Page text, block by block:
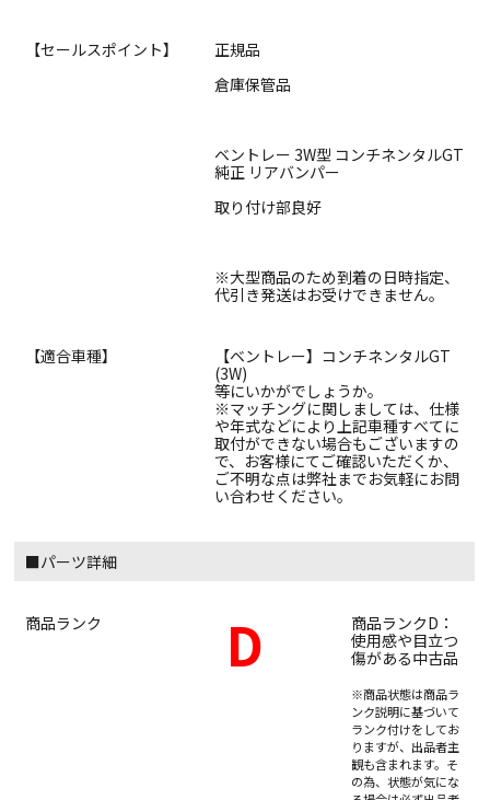
【セールスポイント】
正規品
倉庫保管品
ベントレー 3W型 コンチネンタルGT
純正 リアバンパー
取り付け部良好
※大型商品のため到着の日時指定、
代引き発送はお受けできません。
【適合車種】
【ベントレー】コンチネンタルGT
(3W)
等にいかがでしょうか。
※マッチングに関しましては、仕様
や年式などにより上記車種すべてに
取付ができない場合もございますの
で、お客様にてご確認いただくか、
ご不明な点は弊社までお気軽にお問
い合わせください。
■パーツ詳細
商品ランク D
商品ランクD：
使用感や目立つ
傷がある中古品
※商品状態は商品ラ
ンク説明に基づいて
ランク付けをしてお
りますが、出品者主
観も含まれます。そ
の為、状態が気にな